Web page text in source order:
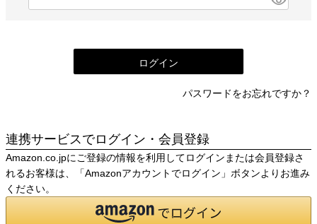
ログイン
パスワードをお忘れですか？
連携サービスでログイン・会員登録
Amazon.co.jpにご登録の情報を利用してログインまたは会員登録さ
れるお客様は、「Amazonアカウントでログイン」ボタンよりお進み
ください。